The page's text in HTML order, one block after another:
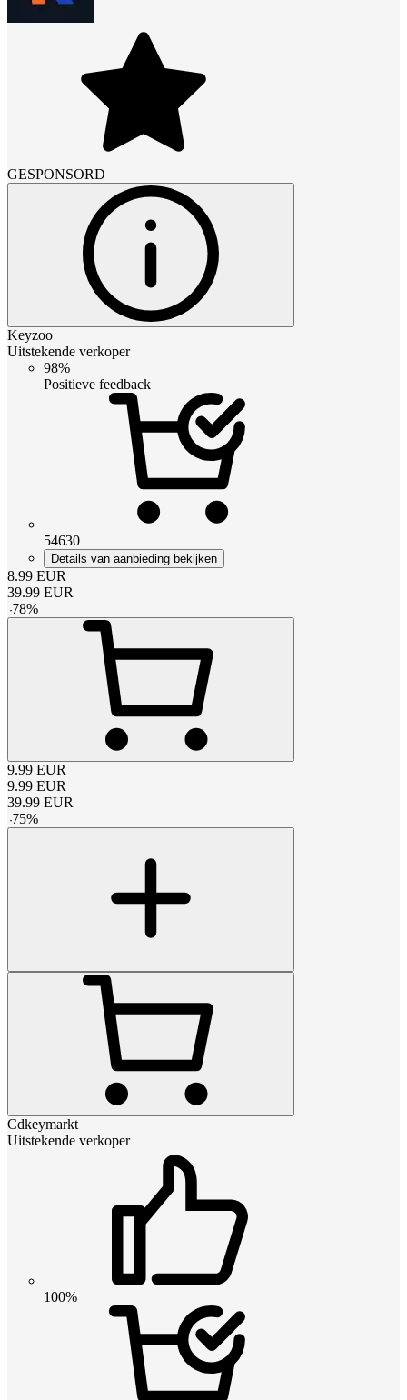
GESPONSORD
Keyzoo
Uitstekende verkoper
98%
Positieve feedback
54630
Details van aanbieding bekijken
8.99 EUR
39.99 EUR
-78%
9.99 EUR
9.99 EUR
39.99 EUR
-75%
Cdkeymarkt
Uitstekende verkoper
100%